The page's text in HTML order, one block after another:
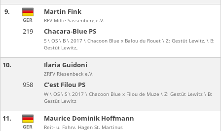
9.
219 Chacara-Blue PS
S \ OS \ B \ 2017 \ Chacoon Blue x Balou du Rouet \ Z: Gestüt Lewitz, \ B:
Gestüt Lewitz,
GER
Martin Fink
RFV Milte-Sassenberg e.V.
10.
958 C'est Filou PS
W \ OS \ S \ 2017 \ Chacoon Blue x Filou de Muze \ Z: Gestüt Lewitz \ B:
Gestüt Lewitz
Ilaria Guidoni
ZRFV Riesenbeck e.V.
11.
GER
Maurice Dominik Hoffmann
Reit- u. Fahrv. Hagen St. Martinus